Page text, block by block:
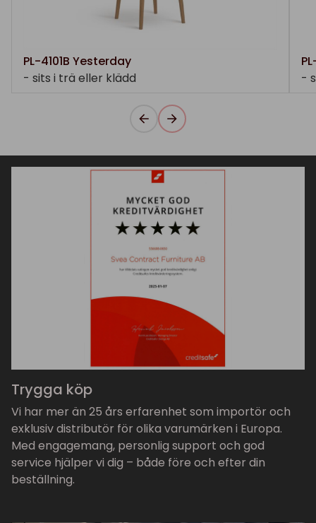
PL-4101B Yesterday
- sits i trä eller klädd
-
Trygga köp
Vi har mer än 25 års erfarenhet som importör och
exklusiv distributör för olika varumärken i Europa.
Med engagemang, personlig support och god
service hjälper vi dig – både före och efter din
beställning.